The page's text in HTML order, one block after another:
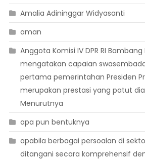
Amalia Adininggar Widyasanti
aman
Anggota Komisi IV DPR RI
mengatakan capaian
pertama pemerintahan Presiden
merupakan prestasi yang patut
Menurutnya
apa pun bentuknya
apabila berbagai persoalan di
ditangani secara komprehensif